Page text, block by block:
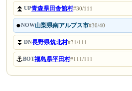
⏫UP青森県田舎館村#30/111
●NOW山梨県南アルプス市#30/40
⏬DN長野県筑北村#31/111
⚓BOT福島県平田村#111/111